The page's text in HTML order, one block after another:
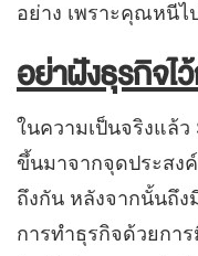
อย่าง เพราะคุณหนี
อย่าฝังธุรกิจไ
ในความเป็นจริงแล้ว
ขึ้นมาจากจุดประสง
ถึงกัน หลังจากนั้นถึ
การทำธุรกิจด้วยกา